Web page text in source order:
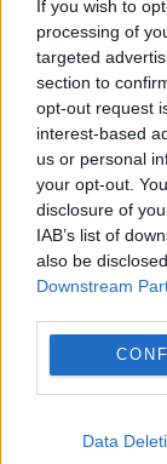
If you wish to
processing of
targeted
section to
opt-out request
interest-based
us or personal
your opt-out.
disclosure of
IAB’s list of
also be
Downstream
Data